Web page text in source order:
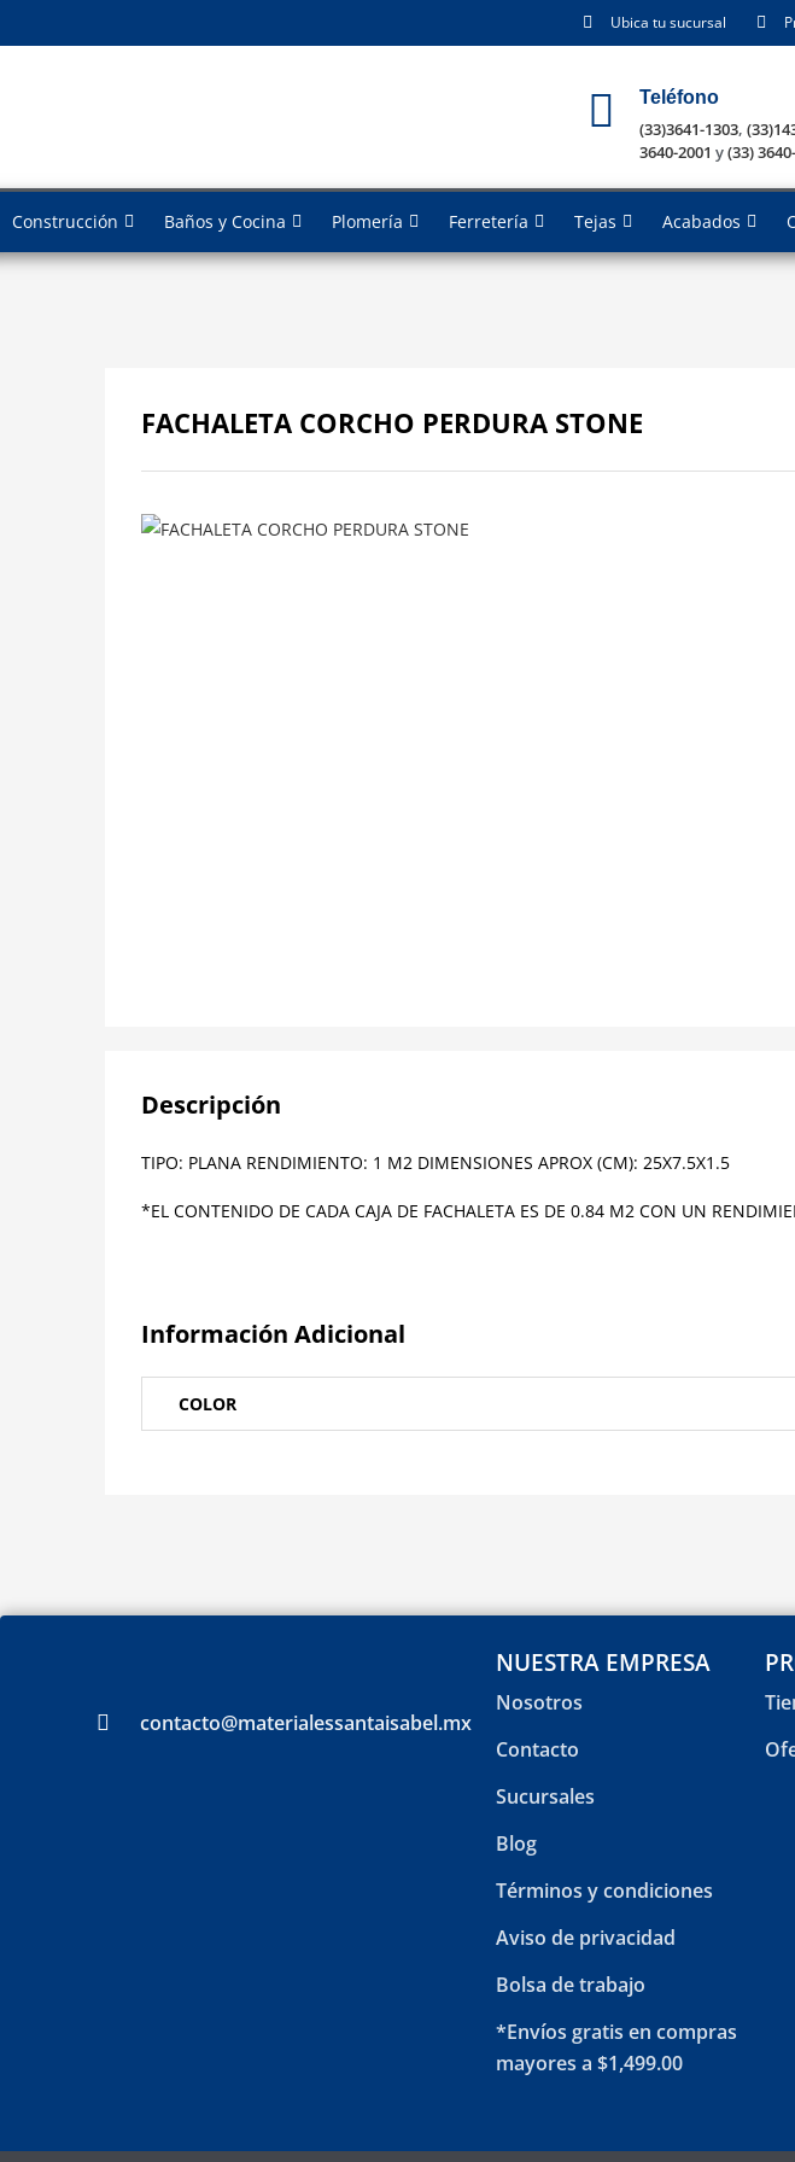
Ubica tu sucursal
Teléfono
(33)3641-1303,
3640-2001 y(33)
Construcción Baños y Cocina Plomería Ferretería Tejas Acabados
FACHALETA CORCHO PERDURA STONE
Descripción
TIPO: PLANA RENDIMIENTO: 1 M2 DIMENSIONES APROX (CM): 25X7.5X1.5
*EL CONTENIDO DE CADA CAJA DE FACHALETA ES DE 0.84 M2 CON UN
Información Adicional
COLOR
contacto@materialessantaisabel.mx
NUESTRA EMPRESA
Nosotros
Contacto
Sucursales
Blog
Términos y condiciones
Aviso de privacidad
Bolsa de trabajo
*Envíos gratis en compras
mayores a $1,499.00